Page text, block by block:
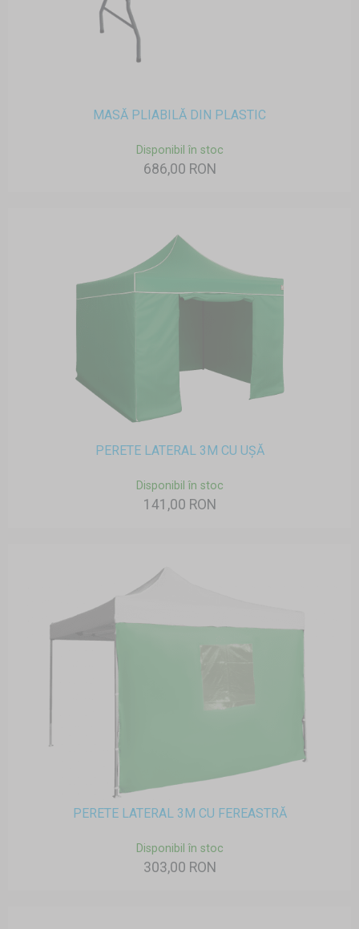
MASĂ PLIABILĂ DIN PLASTIC
Disponibil în stoc
686,00 RON
PERETE LATERAL 3M CU UȘĂ
Disponibil în stoc
141,00 RON
PERETE LATERAL 3M CU FEREASTRĂ
Disponibil în stoc
303,00 RON